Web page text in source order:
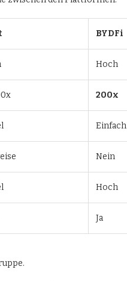
BYDFi
Hoch
200x
Einfach
Nein
Hoch
Ja